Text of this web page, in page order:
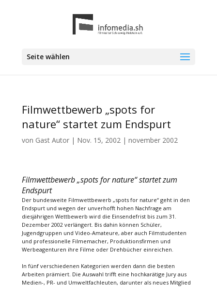
Seite wählen
Filmwettbewerb „spots for
nature“ startet zum Endspurt
von Gast Autor| Nov. 15, 2002| november 2002
Filmwettbewerb „spots for nature“ startet zum
Endspurt
Der bundesweite Filmwettbewerb „spots for nature“ geht in den
Endspurt und wegen der unverhofft hohen Nachfrage am
diesjährigen Wettbewerb wird die Einsendefrist bis zum 31.
Dezember 2002 verlängert. Bis dahin können Schüler,
Jugendgruppen und Video-Amateure, aber auch Filmstudenten
und professionelle Filmemacher, Produktionsfirmen und
Werbeagenturen ihre Filme oder Drehbücher einreichen.
In fünf verschiedenen Kategorien werden dann die besten
Arbeiten prämiert. Die Auswahl trifft eine hochkarätige Jury aus
Medien-, PR- und Umweltfachleuten, darunter als neues Mitglied